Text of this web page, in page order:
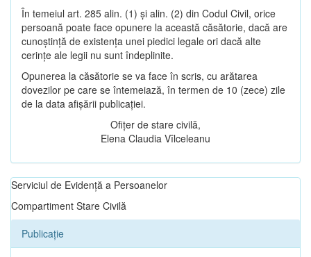
În temeiul art. 285 alin. (1) și alin. (2) din Codul Civil, orice
persoană poate face opunere la această căsătorie, dacă are
cunoștință de existența unei piedici legale ori dacă alte
cerințe ale legii nu sunt îndeplinite.
Opunerea la căsătorie se va face în scris, cu arătarea
dovezilor pe care se întemeiază, în termen de 10 (zece) zile
de la data afișării publicației.
Ofițer de stare civilă,
Elena Claudia Vîlceleanu
Serviciul de Evidență a Persoanelor
Compartiment Stare Civilă
Publicație